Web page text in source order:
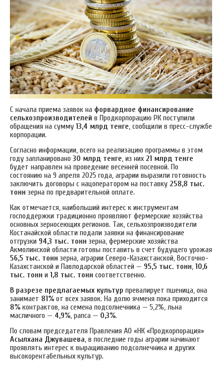
С начала приема заявок на форвардное финансирование
сельхозпроизводителей в Продкорпорацию РК поступили
обращения на сумму 13,4 млрд тенге, сообщили в пресс-службе
корпорации.
Согласно информации, всего на реализацию программы в этом
году запланировано 30 млрд тенге, из них 21 млрд тенге
будет направлен на проведение весенней посевной. По
состоянию на 9 апреля 2025 года, аграрии выразили готовность
заключить договоры с нацоператором на поставку 258,8 тыс.
тонн зерна по предварительной оплате.
Как отмечается, наибольший интерес к инструментам
господдержки традиционно проявляют фермерские хозяйства
основных зерносеющих регионов. Так, сельхозпроизводители
Костанайской области подали заявки на финансирование
отгрузки 94,3 тыс. тонн зерна, фермерские хозяйства
Акмолинской области готовы поставить в счет будущего урожая
56,5 тыс. тонн зерна, аграрии Северо-Казахстанской, Восточно-
Казахстанской и Павлодарской областей — 95,5 тыс. тонн, 10,6
тыс. тонн и 1,8 тыс. тонн соответственно.
В разрезе предлагаемых культур превалирует пшеница, она
занимает 81% от всех заявок. На долю ячменя пока приходится
8% контрактов, на семена подсолнечника — 5,2%, льна
масличного — 4,9%, рапса — 0,3%.
По словам председателя Правления АО «НК «Продкорпорация»
Асылхана Джувашева, в последние годы аграрии начинают
проявлять интерес к выращиванию подсолнечника и других
высокорентабельных культур.